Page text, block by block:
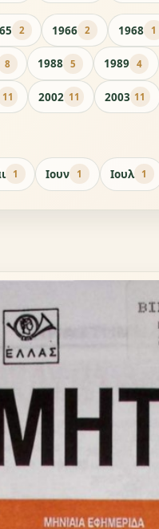
2 1966 2 1968 1
8 1988 5 1989 4
11 2002 11 2003 11
1 Ιουν 1 Ιουλ 1